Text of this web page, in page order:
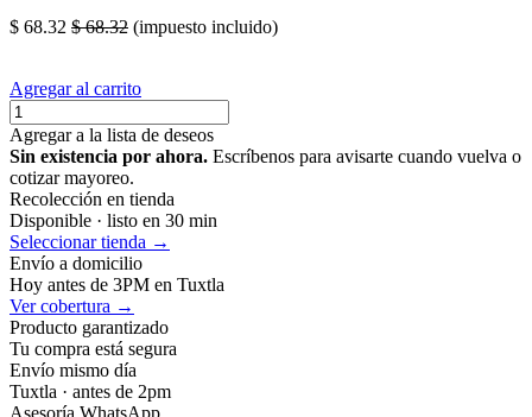
$ 68.32 $68.32 (impuesto incluido)
Agregar al carrito
Agregar a la lista de deseos
Sin existencia por ahora. Escríbenos para avisarte cuando vuelva o
cotizar mayoreo.
Recolección en tienda
Disponible · listo en 30 min
Seleccionar tienda →
Envío a domicilio
Hoy antes de 3PM en Tuxtla
Ver cobertura →
Producto garantizado
Tu compra está segura
Envío mismo día
Tuxtla · antes de 2pm
Asesoría WhatsApp